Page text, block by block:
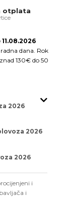
otplata
11.08.2026
dana. Rok
130€ do 50
2026
2026
2026
i
i